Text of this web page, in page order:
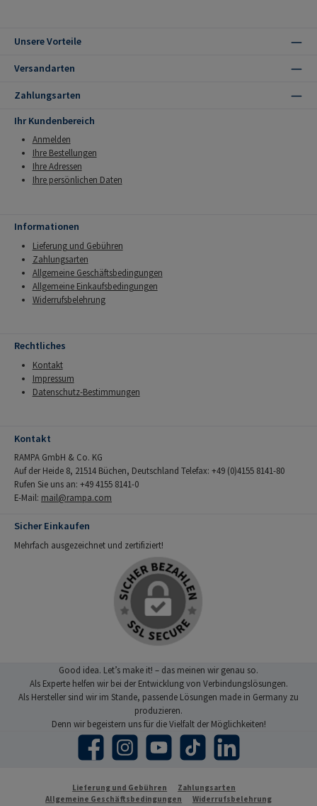
Unsere Vorteile
Versandarten
Zahlungsarten
Ihr Kundenbereich
Anmelden
Ihre Bestellungen
Ihre Adressen
Ihre persönlichen Daten
Informationen
Lieferung und Gebühren
Zahlungsarten
Allgemeine Geschäftsbedingungen
Allgemeine Einkaufsbedingungen
Widerrufsbelehrung
Rechtliches
Kontakt
Impressum
Datenschutz-Bestimmungen
Kontakt
RAMPA GmbH & Co. KG
Auf der Heide 8, 21514 Büchen, Deutschland Telefax: +49 (0)4155 8141-80
Rufen Sie uns an: +49 4155 8141-0
E-Mail: mail@rampa.com
Sicher Einkaufen
Mehrfach ausgezeichnet und zertifiziert!
Good idea. Let’s make it! – das meinen wir genau so.
Als Experte helfen wir bei der Entwicklung von Verbindungslösungen.
Als Hersteller sind wir im Stande, passende Lösungen made in Germany zu
produzieren.
Denn wir begeistern uns für die Vielfalt der Möglichkeiten!
Facebook Instagram YouTube TikTok LinkedIn
Lieferung und Gebühren
Zahlungsarten
Allgemeine Geschäftsbedingungen
Widerrufsbelehrung